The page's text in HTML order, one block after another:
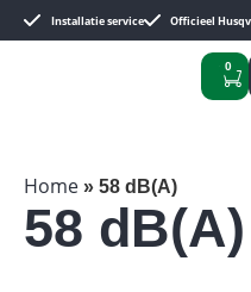
Installatie service Officieel
0
Home » 58 dB(A)
58 dB(A)